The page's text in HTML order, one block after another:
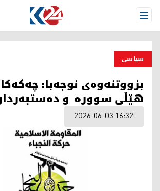
Open Menu
سیاسی
بزووتنەوەی نوجەبا:
هێڵی سوورە و
2026-06-03 16:32